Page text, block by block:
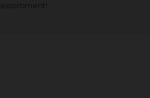
assortiment!